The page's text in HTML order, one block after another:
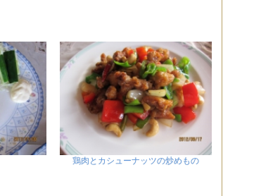
鶏肉とカシューナッツの炒めもの